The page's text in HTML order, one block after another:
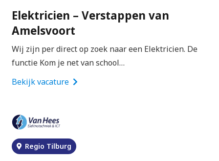
Elektricien – Verstappen van
Amelsvoort
Wij zijn per direct op zoek naar een Elektricien. De
functie Kom je net van school…
Bekijk vacature
Regio Tilburg